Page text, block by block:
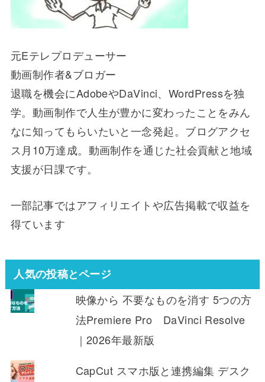
元Eテレプロデューサー
動画制作者&ブロガー
退職を機会にAdobeやDaVinci、WordPressを独
学。動画制作で人生が豊かに変わったことをみん
なに知ってもらいたいと一念発起。ブログアクセ
ス月10万達成。動画制作を通じた社会貢献と地域
支援が日課です。
一部記事ではアフィリエイトや広告掲載で収益を
得ています
人気の投稿とページ
映像から 不要なものを消す 5つの方
法Premiere Pro DaVinci Resolve
｜2026年最新版
CapCut スマホ版と連携編集 デスク